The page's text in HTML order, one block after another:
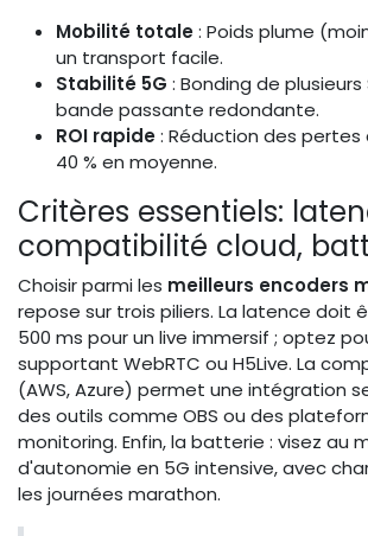
Mobilité totale: Poids plume
un transport facile.
Stabilité 5G : Bonding de plusieurs
bande passante redondante.
ROI rapide: Réduction des
40 % en moyenne.
Critères essentiels:
compatibilité cloud,
Choisir parmi les meilleurs encoders
repose sur trois piliers. La latence doit
500 ms pour un live immersif ; optez
supportant WebRTC ou H5Live. La
(AWS, Azure) permet une intégration
des outils comme OBS ou des
monitoring. Enfin, la batterie : visez au
d'autonomie en 5G intensive, avec
les journées marathon.